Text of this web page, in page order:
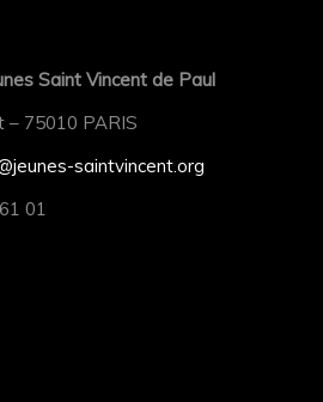
Saint Vincent de Paul
– 75010 PARIS
saintvincent.org
01